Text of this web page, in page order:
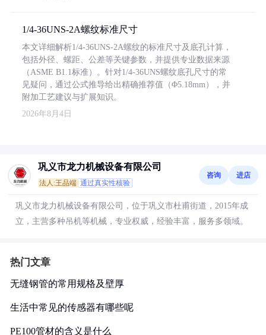
1/4-36UNS-2A螺纹标准尺寸
本文详细解析1/4-36UNS-2A螺纹的标准尺寸及底孔计算，
包括外径、螺距、公差等关键参数，并提供专业数据来源
（ASME B1.1标准）。针对1/4-36UNS螺纹底孔尺寸的常
见疑问，通过公式推导给出精确推荐值（Φ5.18mm），并
附加工艺建议与扩展知识。
2026年8月4日
巩义市龙力机械设备有限公司
法人:王品端 通过真实性核验
咨询 进店
巩义市龙力机械设备有限公司，位于巩义市杜甫街道，2015年成
立，主营多种吊机等机械，专业权威，经验丰富，服务多领域。
热门文章
无缝钢管的常用规格及壁厚
生活中常见的传感器有哪些呢
PE100管材的含义是什么